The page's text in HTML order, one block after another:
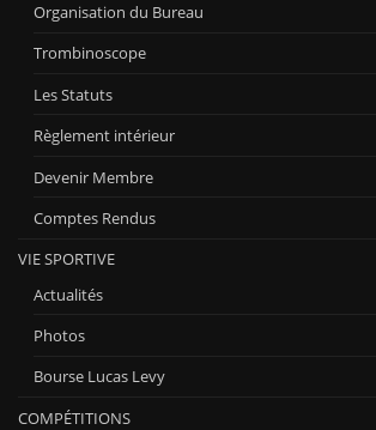
Organisation du Bureau
Trombinoscope
Les Statuts
Règlement intérieur
Devenir Membre
Comptes Rendus
VIE SPORTIVE
Actualités
Photos
Bourse Lucas Levy
COMPÉTITIONS